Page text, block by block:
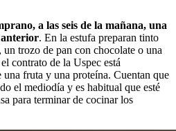
a las seis de la mañana, una
. En la estufa preparan tinto
un trozo de pan con chocolate o una
contrato de la Uspec está
fruta y una proteína. Cuentan que
el mediodía y es habitual que esté
para terminar de cocinar los